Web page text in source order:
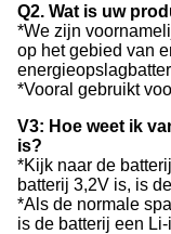
Q2. Wat is uw
*We zijn
op het gebied van
*Vooral gebruikt
V3: Hoe weet ik
is?
*Kijk naar de
batterij 3,2V is, is
*Als de normale
is de batterij een